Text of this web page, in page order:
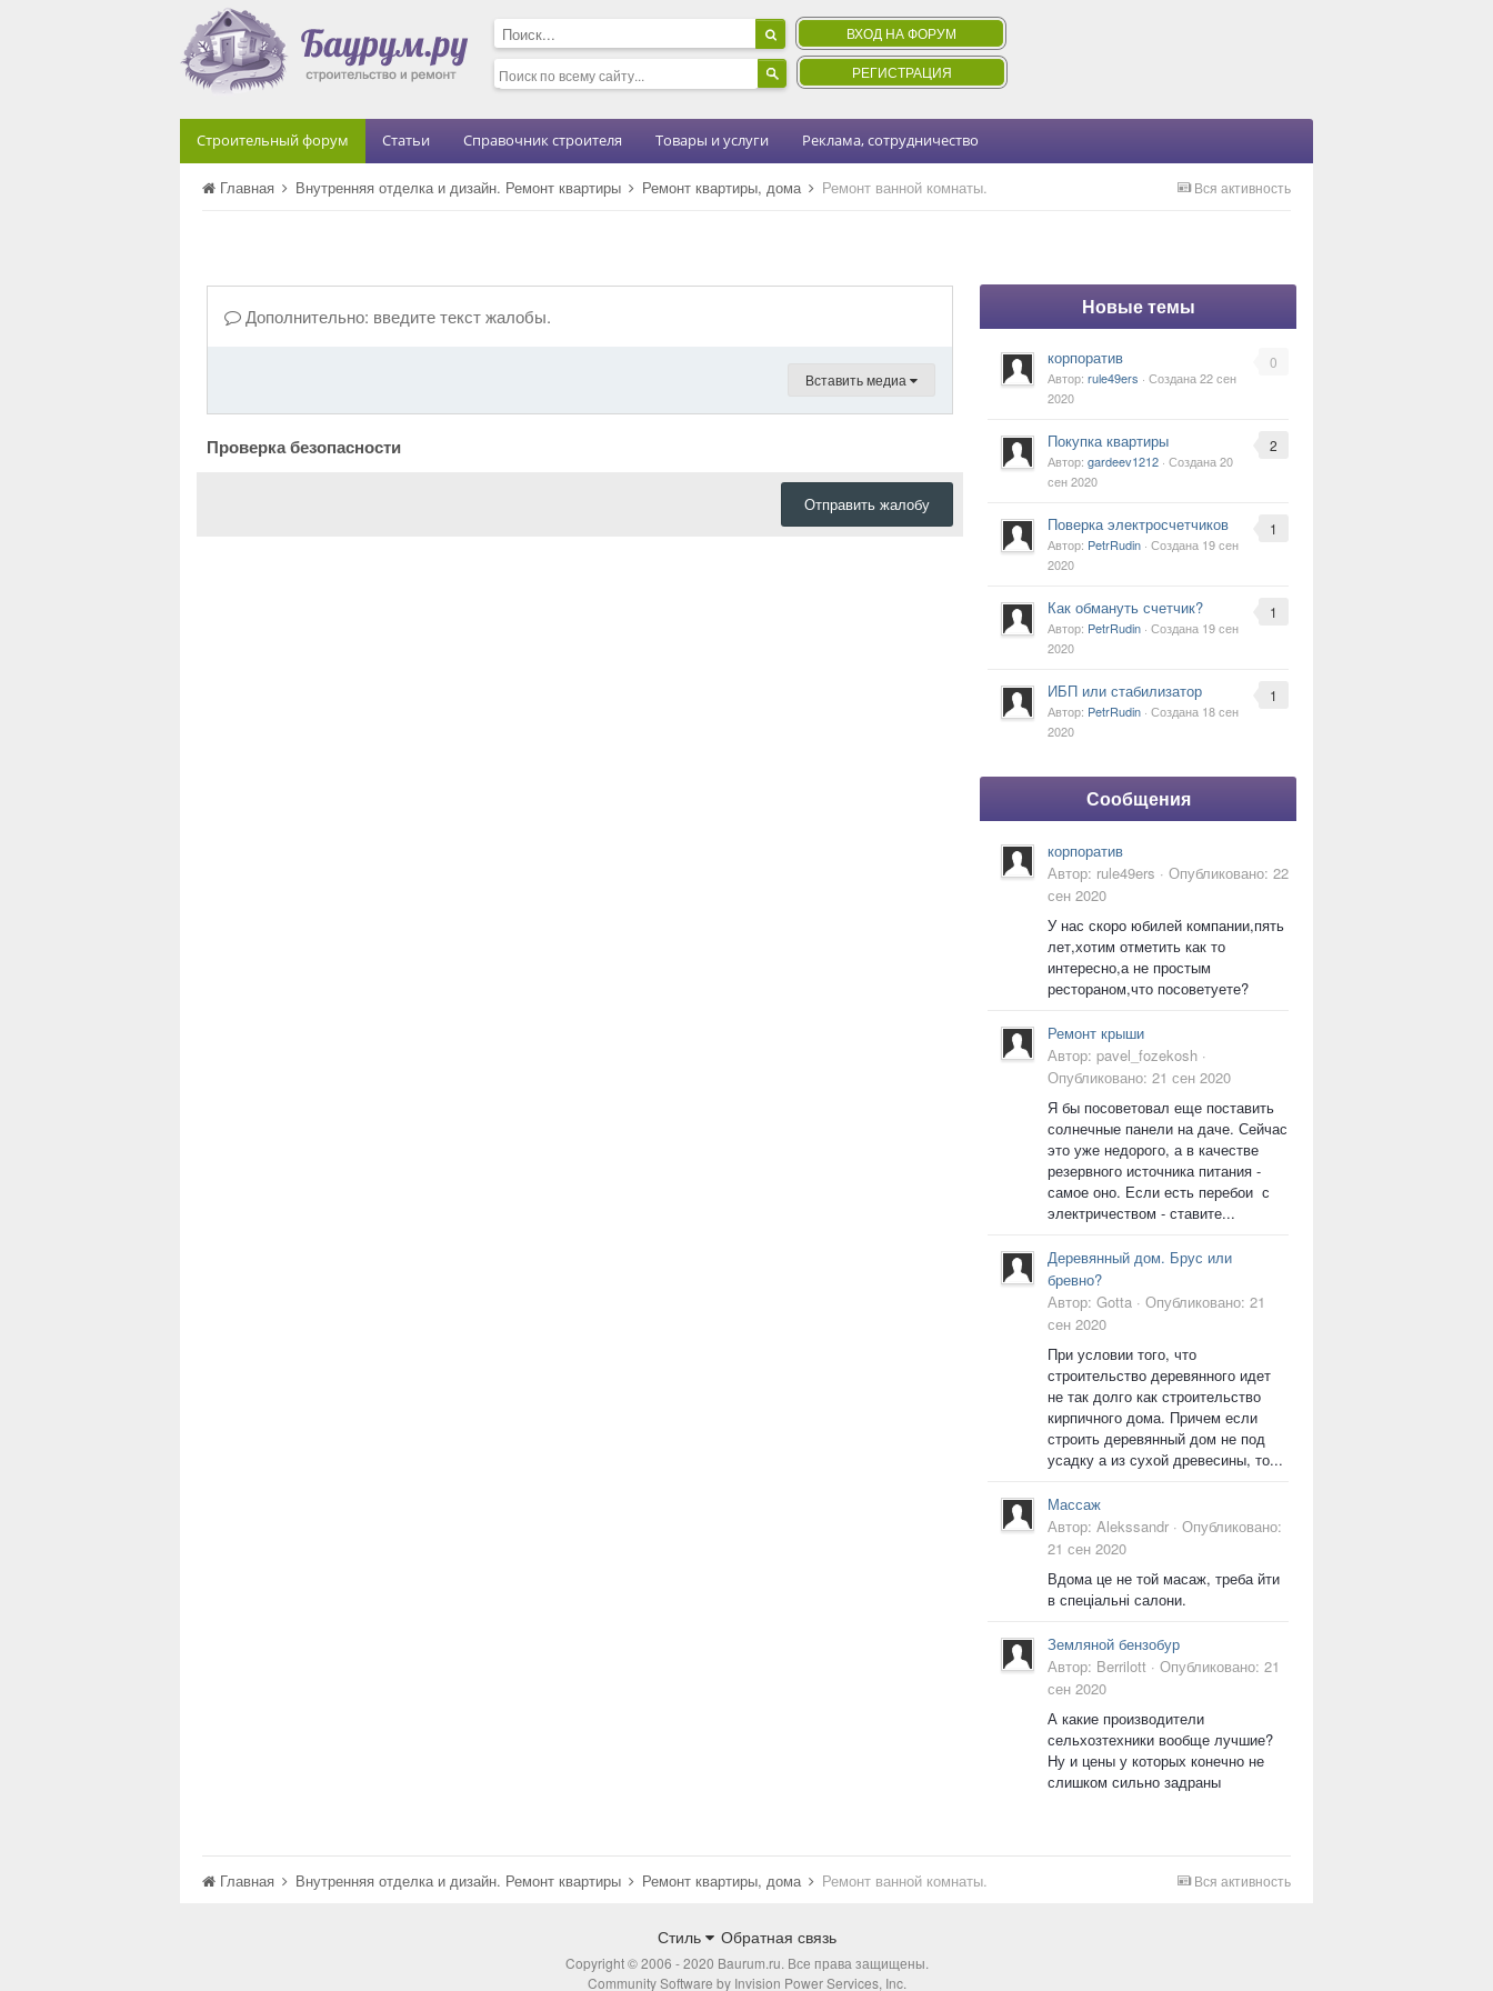
ВХОД НА ФОРУМ
РЕГИСТРАЦИЯ
Строительный форум Статьи Справочник строителя Товары и услуги Реклама, сотрудничество
Вся активность
Главная Внутренняя отделка и дизайн. Ремонт квартиры Ремонт квартиры, дома Ремонт ванной комнаты.
Дополнительно: введите текст жалобы.
Вставить медиа
Проверка безопасности
Отправить жалобу
Новые темы
0
корпоратив
Автор: rule49ers · Создана22 сен
2020
2
Покупка квартиры
Автор: gardeev1212 · Создана20
сен 2020
1
Поверка электросчетчиков
Автор: PetrRudin · Создана 19 сен
2020
1
Как обмануть счетчик?
Автор: PetrRudin · Создана 19 сен
2020
1
ИБП или стабилизатор
Автор: PetrRudin · Создана 18 сен
2020
Сообщения
корпоратив
Автор: rule49ers · Опубликовано: 22
сен 2020
У нас скоро юбилей компании,пять
лет,хотим отметить как то
интересно,а не простым
рестораном,что посоветуете?
Ремонт крыши
Автор: pavel_fozekosh ·
Опубликовано: 21 сен 2020
Я бы посоветовал еще поставить
солнечные панели на даче. Сейчас
это уже недорого, а в качестве
резервного источника питания -
самое оно. Если есть перебои с
электричеством - ставите...
Деревянный дом. Брус или
бревно?
Автор: Gotta · Опубликовано: 21
сен 2020
При условии того, что
строительство деревянного идет
не так долго как строительство
кирпичного дома. Причем если
строить деревянный дом не под
усадку а из сухой древесины, то...
Массаж
Автор: Alekssandr · Опубликовано:
21 сен 2020
Вдома це не той масаж, треба йти
в спеціальні салони.
Земляной бензобур
Автор: Berrilott · Опубликовано: 21
сен 2020
А какие производители
сельхозтехники вообще лучшие?
Ну и цены у которых конечно не
слишком сильно задраны
Вся активность
Главная Внутренняя отделка и дизайн. Ремонт квартиры Ремонт квартиры, дома Ремонт ванной комнаты.
Стиль Обратная связь
Copyright © 2006 - 2020 Baurum.ru. Все права защищены.
Community Software by Invision Power Services, Inc.